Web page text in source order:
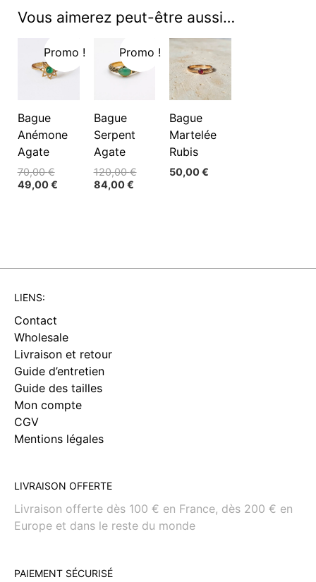
Vous aimerez peut-être aussi…
Promo !
Bague
Anémone
Agate
70,00€Le
prix
49,00€Le
Promo !
Bague
Serpent
Agate
120,00€Le
84,00€Le
Bague
Martelée
Rubis
50,00€
LIENS:
Contact
Wholesale
Livraison et retour
Guide d’entretien
Guide des tailles
Mon compte
CGV
Mentions légales
LIVRAISON OFFERTE
Livraison offerte dès 100 € en France, dès 200 € en
Europe et dans le reste du monde
PAIEMENT SÉCURISÉ